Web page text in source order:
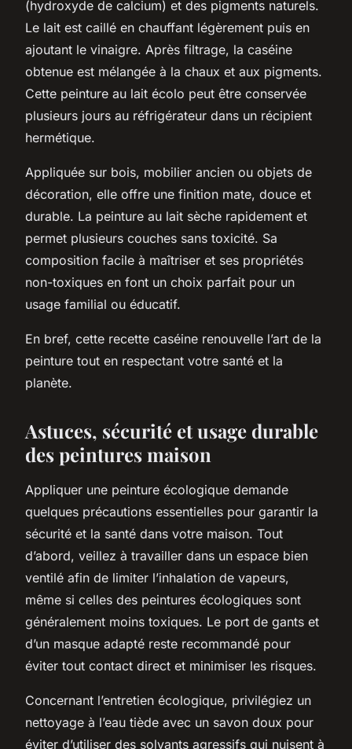
(hydroxyde de calcium) et des pigments naturels.
Le lait est caillé en chauffant légèrement puis en
ajoutant le vinaigre. Après filtrage, la caséine
obtenue est mélangée à la chaux et aux pigments.
Cette peinture au lait écolo peut être conservée
plusieurs jours au réfrigérateur dans un récipient
hermétique.
Appliquée sur bois, mobilier ancien ou objets de
décoration, elle offre une finition mate, douce et
durable. La peinture au lait sèche rapidement et
permet plusieurs couches sans toxicité. Sa
composition facile à maîtriser et ses propriétés
non-toxiques en font un choix parfait pour un
usage familial ou éducatif.
En bref, cette recette caséine renouvelle l’art de la
peinture tout en respectant votre santé et la
planète.
Astuces, sécurité et usage durable
des peintures maison
Appliquer une peinture écologique demande
quelques précautions essentielles pour garantir la
sécurité et la santé dans votre maison. Tout
d’abord, veillez à travailler dans un espace bien
ventilé afin de limiter l’inhalation de vapeurs,
même si celles des peintures écologiques sont
généralement moins toxiques. Le port de gants et
d’un masque adapté reste recommandé pour
éviter tout contact direct et minimiser les risques.
Concernant l’entretien écologique, privilégiez un
nettoyage à l’eau tiède avec un savon doux pour
éviter d’utiliser des solvants agressifs qui nuisent à